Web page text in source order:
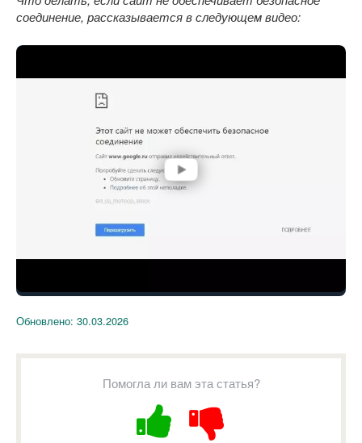
соединение, рассказывается в следующем видео:
Обновлено: 30.03.2026
Помогла ли вам эта статья?